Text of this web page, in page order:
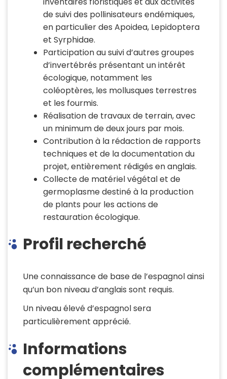
de suivi des pollinisateurs endémiques,
en particulier des Apoidea, Lepidoptera
et Syrphidae.
Participation au suivi d’autres groupes
d’invertébrés présentant un intérêt
écologique, notamment les
coléoptères, les mollusques terrestres
et les fourmis.
Réalisation de travaux de terrain, avec
un minimum de deux jours par mois.
Contribution à la rédaction de rapports
techniques et de la documentation du
projet, entièrement rédigés en anglais.
Collecte de matériel végétal et de
germoplasme destiné à la production
de plants pour les actions de
restauration écologique.
Profil recherché
Une connaissance de base de l’espagnol ainsi
qu’un bon niveau d’anglais sont requis.
Un niveau élevé d’espagnol sera
particulièrement apprécié.
Informations
complémentaires